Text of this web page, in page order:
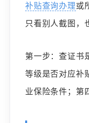
补贴查询办理或
只看别人截图，
第一步：查证书
等级是否对应补
业保险条件；第